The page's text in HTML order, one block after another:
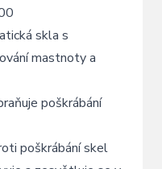
skla s
mastnoty a
poškrábání
poškrábání skel